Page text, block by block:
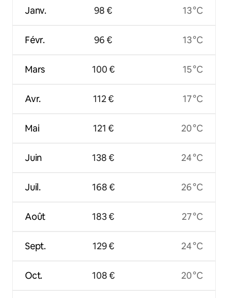
Janv.
Févr.
Mars
Avr.
Mai
Juin
Juil.
Août
Sept.
Oct.
98 €
96 €
100 €
112 €
121 €
138 €
168 €
183 €
129 €
108 €
13 °C
13 °C
15 °C
17 °C
20 °C
24 °C
26 °C
27 °C
24 °C
20 °C